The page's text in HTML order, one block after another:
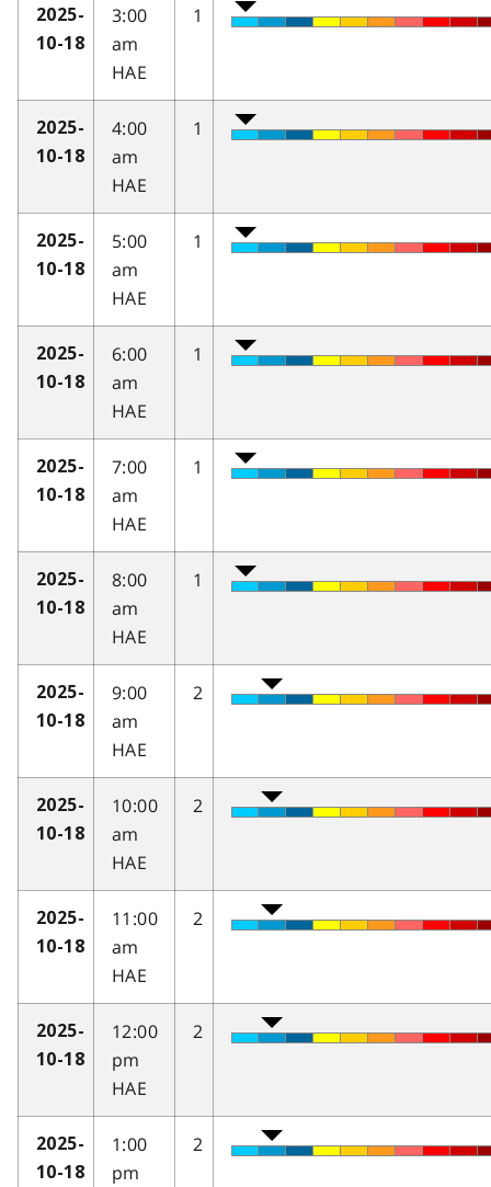
2025-
10-18
3:00
am
HAE
1
2025-
10-18
4:00
am
HAE
1
2025-
10-18
5:00
am
HAE
1
2025-
10-18
6:00
am
HAE
1
2025-
10-18
7:00
am
HAE
1
2025-
10-18
8:00
am
HAE
1
2025-
10-18
9:00
am
HAE
2
2025-
10-18
10:00
am
HAE
2
2025-
10-18
11:00
am
HAE
2
2025-
10-18
12:00
pm
HAE
2
2025-
10-18
1:00
pm
2